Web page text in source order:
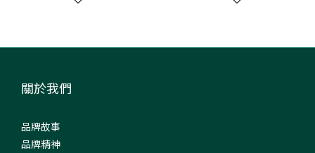
關於我們
品牌故事
品牌精神